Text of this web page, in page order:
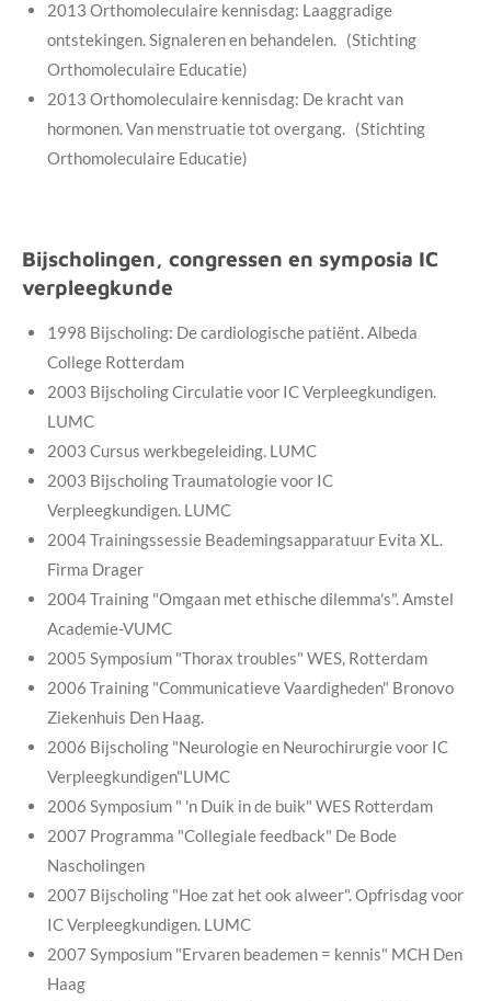
2013 Orthomoleculaire kennisdag: Laaggradige
ontstekingen. Signaleren en behandelen. (Stichting
Orthomoleculaire Educatie)
2013 Orthomoleculaire kennisdag: De kracht van
hormonen. Van menstruatie tot overgang. (Stichting
Orthomoleculaire Educatie)
Bijscholingen, congressen en symposia IC
verpleegkunde
1998 Bijscholing: De cardiologische patiënt. Albeda
College Rotterdam
2003 Bijscholing Circulatie voor IC Verpleegkundigen.
LUMC
2003 Cursus werkbegeleiding. LUMC
2003 Bijscholing Traumatologie voor IC
Verpleegkundigen. LUMC
2004 Trainingssessie Beademingsapparatuur Evita XL.
Firma Drager
2004 Training "Omgaan met ethische dilemma's". Amstel
Academie-VUMC
2005 Symposium "Thorax troubles" WES, Rotterdam
2006 Training "Communicatieve Vaardigheden" Bronovo
Ziekenhuis Den Haag.
2006 Bijscholing "Neurologie en Neurochirurgie voor IC
Verpleegkundigen"LUMC
2006 Symposium " 'n Duik in de buik" WES Rotterdam
2007 Programma "Collegiale feedback" De Bode
Nascholingen
2007 Bijscholing "Hoe zat het ook alweer". Opfrisdag voor
IC Verpleegkundigen. LUMC
2007 Symposium "Ervaren beademen = kennis" MCH Den
Haag